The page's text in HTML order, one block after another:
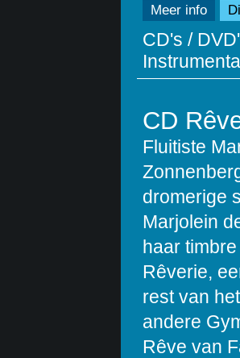
Meer info
CD's /
CD
Fluitiste
dromerige
Marjolein
haar
Rêverie,
rest van
andere
Rêve van